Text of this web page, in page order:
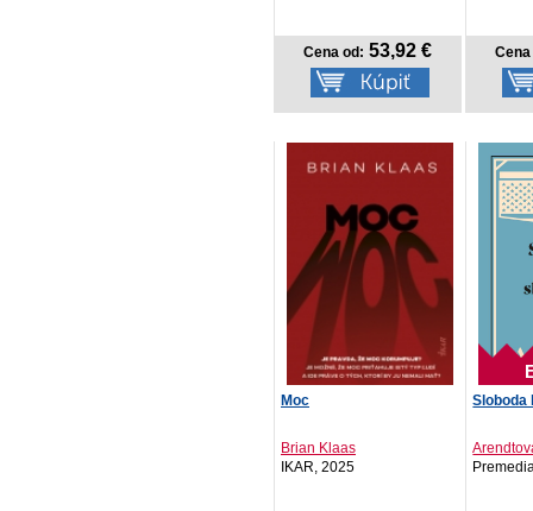
Cena od: 53,92 €
Moc
Brian Klaas
IKAR, 2025
Sloboda